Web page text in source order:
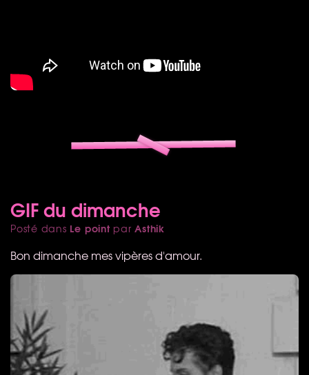
GIF du dimanche
Posté dans Le point parAsthik
Bon dimanche mes vipères d'amour.